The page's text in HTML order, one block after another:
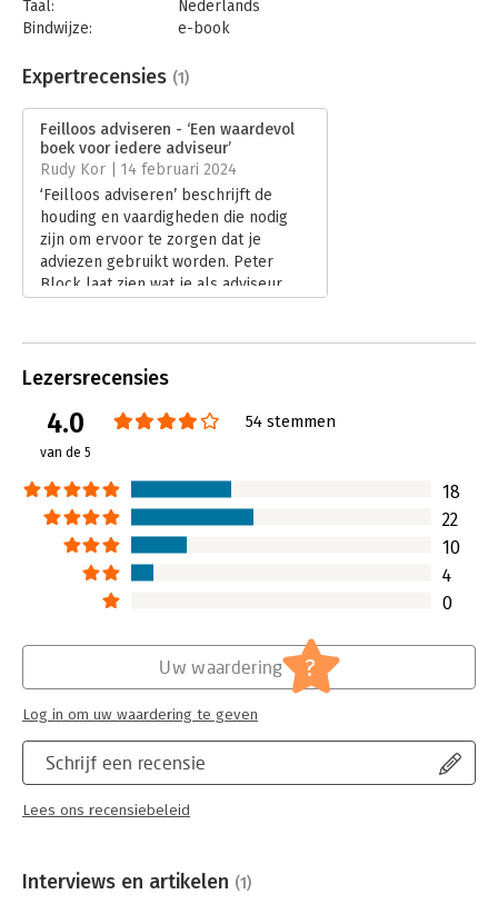
Taal:
Nederlands
Bindwijze:
e-book
Bestandsformaat:
epub
Uitgever:
Druk:
4
Verschijningsdatum:
18-1-2024
Hoofdrubriek: Algemeen management
Expertrecensies (1)
Feilloos adviseren - ‘Een waardevol
boek voor iedere adviseur’
Rudy Kor | 14 februari 2024
‘Feilloos adviseren’ beschrijft de
houding en vaardigheden die nodig
zijn om ervoor te zorgen dat je
adviezen gebruikt worden. Peter
Block laat zien wat je als adviseur
je een externe consultant bent of
Lees verder
Lezersrecensies
4.0
van de 5
54 stemmen
18
22
10
4
0
Schrijf een recensie
Lees ons recensiebeleid
Uw waardering ?
Log in om uw waardering te geven
Interviews en artikelen (1)